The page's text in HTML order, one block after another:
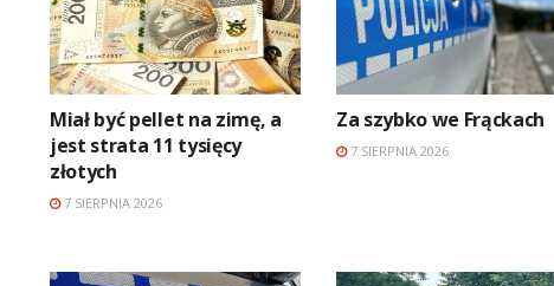
Miał być pellet na zimę, a
jest strata 11 tysięcy
złotych
7 SIERPNIA 2026
Za szybko we Frąckach
7 SIERPNIA 2026